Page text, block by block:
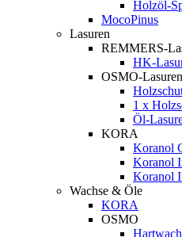
Holzöl-
MocoPinus
Lasuren
REMMERS-
HK-
OSMO-Lasuren
1 x
Öl-
KORA
Koranol
Koranol
Koranol
Wachse & Öle
KORA
OSMO